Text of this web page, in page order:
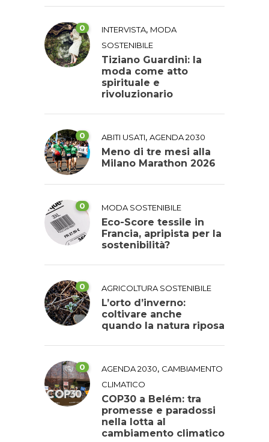
0 INTERVISTA, MODA
SOSTENIBILE
Tiziano Guardini: la
moda come atto
spirituale e
rivoluzionario
0 ABITI USATI, AGENDA 2030
Meno di tre mesi alla
Milano Marathon 2026
0 MODA SOSTENIBILE
Eco-Score tessile in
Francia, apripista per la
sostenibilità?
0 AGRICOLTURA SOSTENIBILE
L’orto d’inverno:
coltivare anche
quando la natura riposa
0 AGENDA 2030, CAMBIAMENTO
CLIMATICO
COP30 a Belém: tra
promesse e paradossi
nella lotta al
cambiamento climatico